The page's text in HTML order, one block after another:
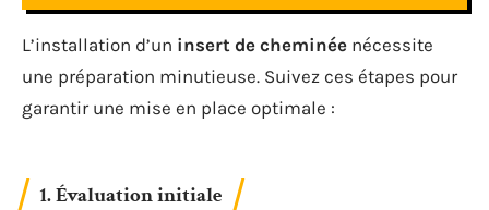
L’installation d’un insert de cheminée nécessite
une préparation minutieuse. Suivez ces étapes pour
garantir une mise en place optimale :
1. Évaluation initiale